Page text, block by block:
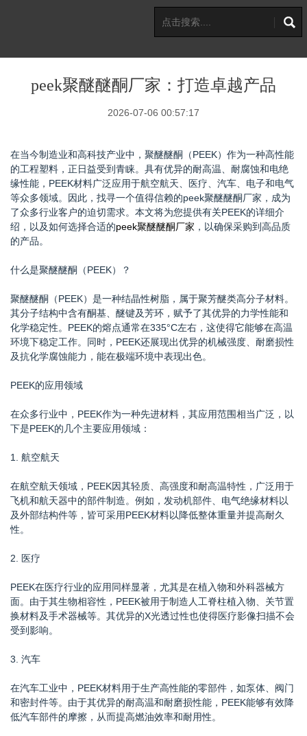
peek聚醚醚酮厂家：打造卓越产品
2026-07-06 00:57:17
在当今制造业和高科技产业中，聚醚醚酮（PEEK）作为一种高性能
的工程塑料，正日益受到青睐。具有优异的耐高温、耐腐蚀和电绝
缘性能，PEEK材料广泛应用于航空航天、医疗、汽车、电子和电气
等众多领域。因此，找寻一个值得信赖的peek聚醚醚酮厂家，成为
了众多行业客户的迫切需求。本文将为您提供有关PEEK的详细介
绍，以及如何选择合适的peek聚醚醚酮厂家 ，以确保采购到高品质
的产品。
什么是聚醚醚酮（PEEK）？
聚醚醚酮（PEEK）是一种结晶性树脂，属于聚芳醚类高分子材料。
其分子结构中含有酮基、醚键及芳环，赋予了其优异的力学性能和
化学稳定性。PEEK的熔点通常在335°C左右，这使得它能够在高温
环境下稳定工作。同时，PEEK还展现出优异的机械强度、耐磨损性
及抗化学腐蚀能力，能在极端环境中表现出色。
PEEK的应用领域
在众多行业中，PEEK作为一种先进材料，其应用范围相当广泛，以
下是PEEK的几个主要应用领域：
1. 航空航天
在航空航天领域，PEEK因其轻质、高强度和耐高温特性，广泛用于
飞机和航天器中的部件制造。例如，发动机部件、电气绝缘材料以
及外部结构件等，皆可采用PEEK材料以降低整体重量并提高耐久
性。
2. 医疗
PEEK在医疗行业的应用同样显著，尤其是在植入物和外科器械方
面。由于其生物相容性，PEEK被用于制造人工脊柱植入物、关节置
换材料及手术器械等。其优异的X光透过性也使得医疗影像扫描不会
受到影响。
3. 汽车
在汽车工业中，PEEK材料用于生产高性能的零部件，如泵体、阀门
和密封件等。由于其优异的耐高温和耐磨损性能，PEEK能够有效降
低汽车部件的摩擦，从而提高燃油效率和耐用性。